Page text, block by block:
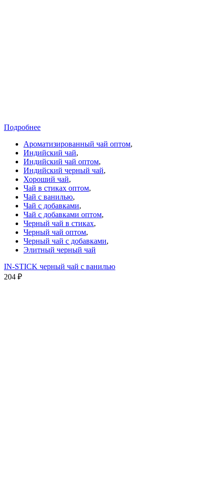
Подробнее
Ароматизированный чай оптом,
Индийский чай,
Индийский чай оптом,
Индийский черный чай,
Хороший чай,
Чай в стиках оптом,
Чай с ванилью,
Чай с добавками,
Чай с добавками оптом,
Черный чай в стиках,
Черный чай оптом,
Черный чай с добавками,
Элитный черный чай
IN-STICK черный чай с ванилью
204 ₽